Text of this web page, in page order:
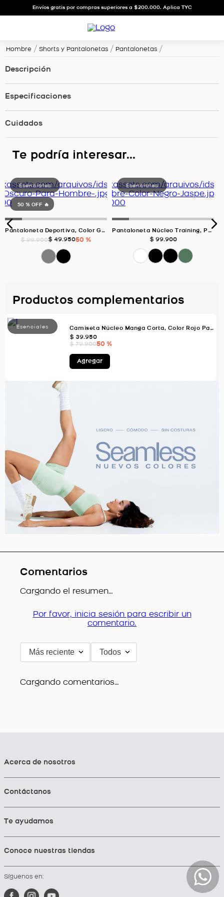
Envíos gratis por compras superiores a $200.000. Aplica TYC
Hombre Shorts y Pantalonetas Pantalonetas
Descripción
Especificaciones
Cuidados
Te podría interesar...
50 % OFF 🔥
Pantaloneta Deportiva, Color Gris Oscuro Para Hombre
$ 99.900$ 49.95050 %
Pantaloneta Núcleo Training, Para Hombre Color Negro/Jaspe
$ 99.900
Productos complementarios
Camiseta Núcleo Manga Corta, Color Rojo Para Hombre
$ 39.950
$ 79.90050 %
Agregar
Comentarios
Cargando el resumen…
Por favor, inicia sesión para escribir un
comentario.
Más reciente Todos
Cargando comentarios…
Acerca de nosotros
Contáctanos
Te ayudamos
Conoce nuestras tiendas
Síguenos en: